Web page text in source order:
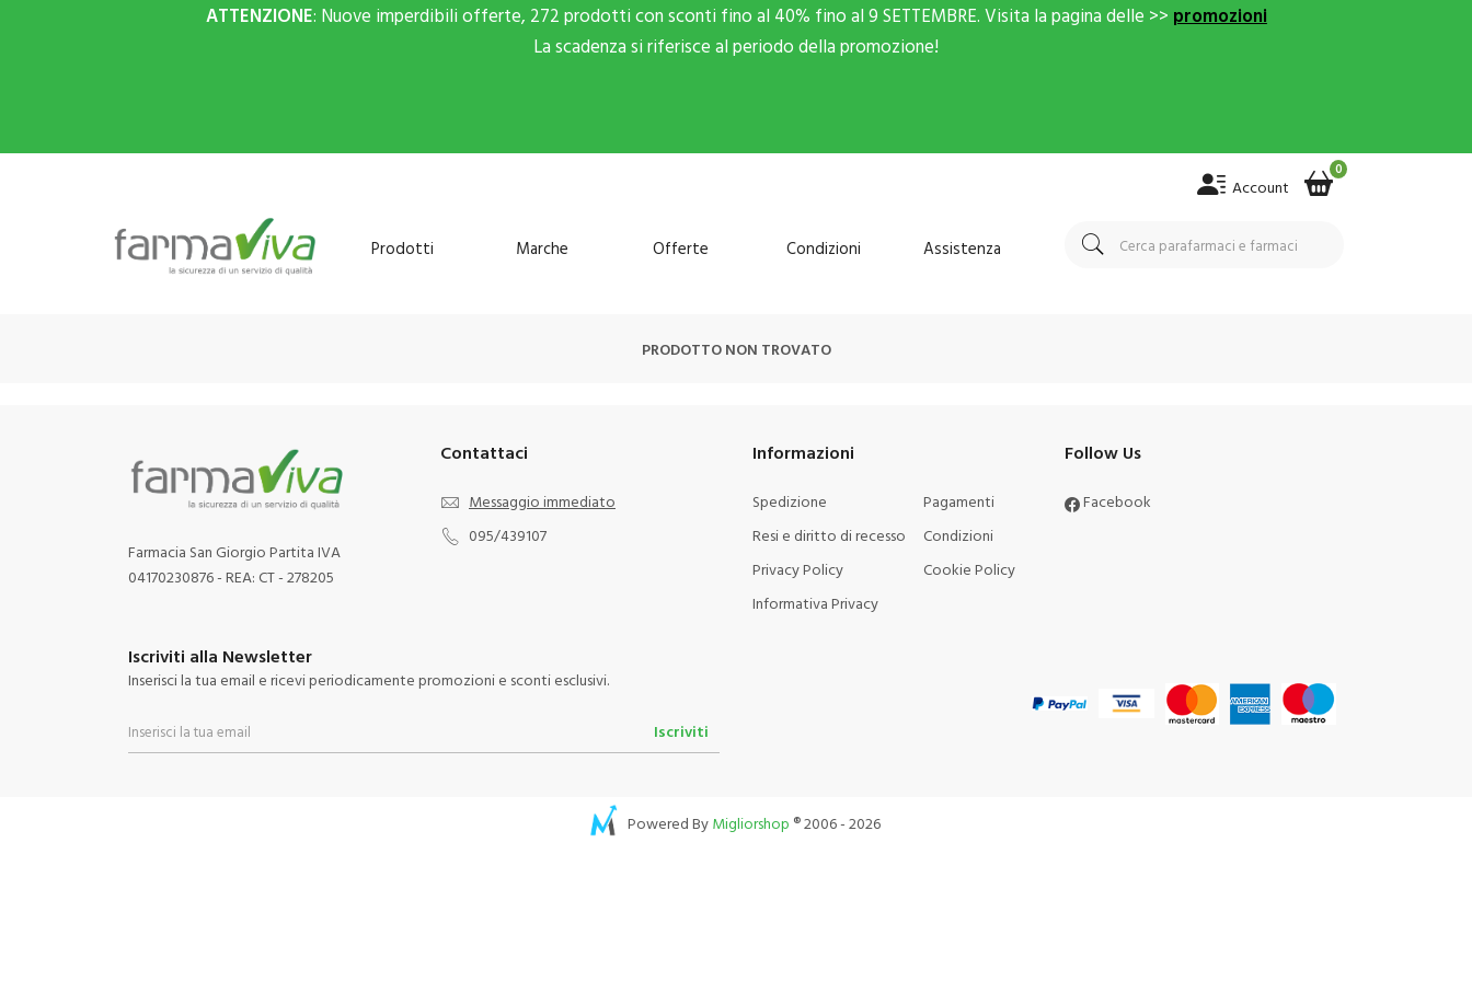
ATTENZIONE: Nuove imperdibili offerte, 272 prodotti con sconti fino al 40% fino al 9 SETTEMBRE. Visita la pagina delle >> promozioni
La scadenza si riferisce al periodo della promozione!
Account
0
Prodotti Marche Offerte Condizioni Assistenza
PRODOTTO NON TROVATO
Farmacia San Giorgio Partita IVA
04170230876 - REA: CT - 278205
Contattaci
Messaggio immediato
095/439107
Informazioni
Spedizione
Pagamenti
Resi e diritto di recesso
Condizioni
Privacy Policy
Cookie Policy
Informativa Privacy
Follow Us
Facebook
Iscriviti alla Newsletter
Inserisci la tua email e ricevi periodicamente promozioni e sconti esclusivi.
Iscriviti
Powered ByMigliorshop ® 2006 - 2026